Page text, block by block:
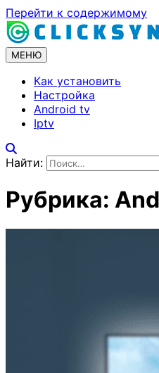
Перейти к содержимому
МЕНЮ
Как установить
Настройка
Android tv
Iptv
Найти:
Рубрика: